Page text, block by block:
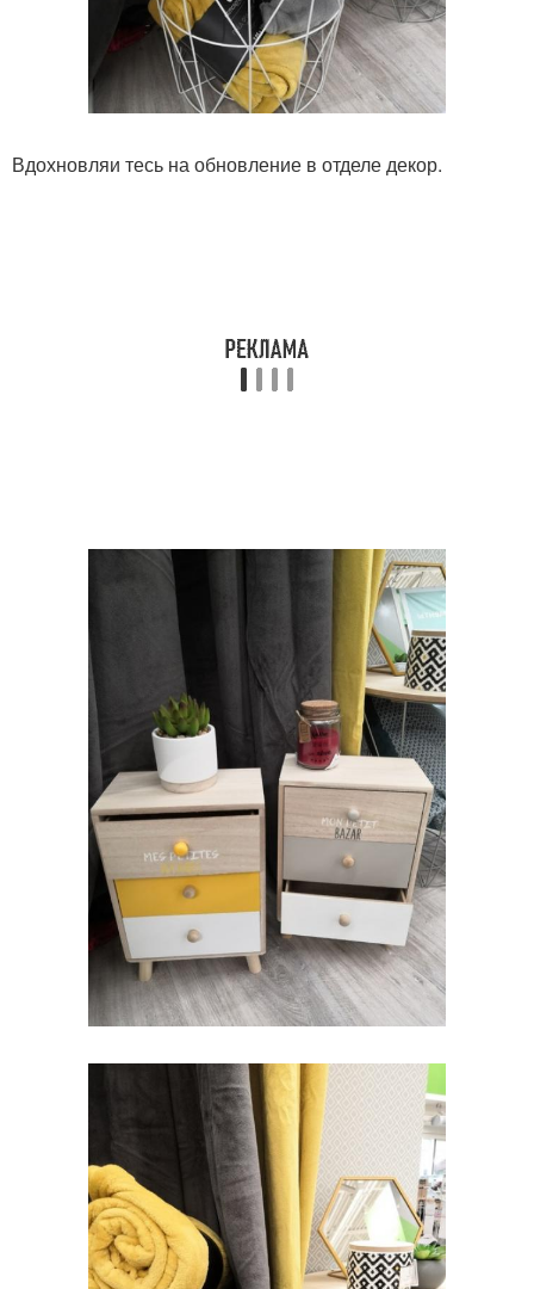
Вдохновляи тесь на обновление в отделе декор.